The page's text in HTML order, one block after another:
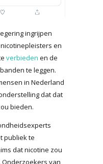
ingrijpen
en
verbieden en de
te leggen.
in Nederland
dat dat
bieden.
publiek te
dat nicotine zou
Onderzoekers van